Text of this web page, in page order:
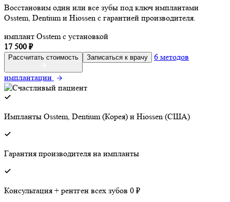
Восстановим один или все зубы под ключ имплантами
Osstem, Dentium и Hiossen с гарантией производителя.
имплант Osstem с установкой
17 500 ₽
Рассчитать стоимость Записаться к врачу 6 методов
имплантации
Импланты Osstem, Dentium (Корея) и Hiossen (США)
Гарантия производителя на импланты
Консультация + рентген всех зубов 0 ₽